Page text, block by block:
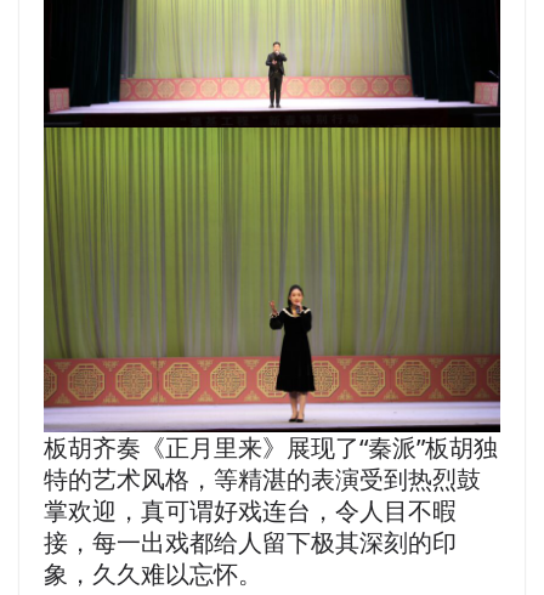
板胡齐奏《正月里来》展现了“秦派”板胡独
特的艺术风格，等精湛的表演受到热烈鼓
掌欢迎，真可谓好戏连台，令人目不暇
接，每一出戏都给人留下极其深刻的印
象，久久难以忘怀。